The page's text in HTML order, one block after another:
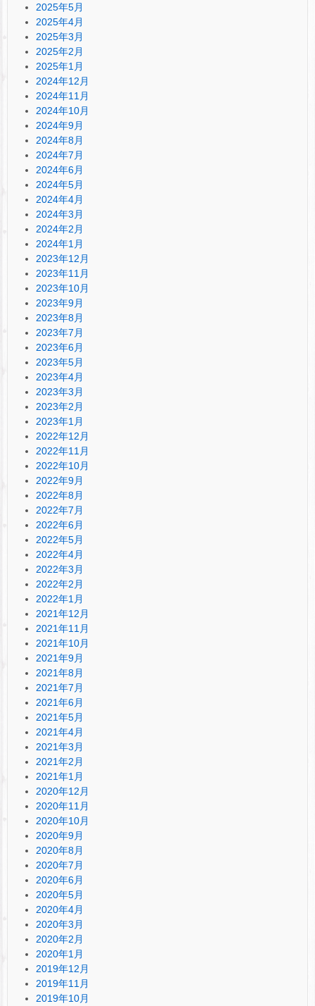
2025年5月
2025年4月
2025年3月
2025年2月
2025年1月
2024年12月
2024年11月
2024年10月
2024年9月
2024年8月
2024年7月
2024年6月
2024年5月
2024年4月
2024年3月
2024年2月
2024年1月
2023年12月
2023年11月
2023年10月
2023年9月
2023年8月
2023年7月
2023年6月
2023年5月
2023年4月
2023年3月
2023年2月
2023年1月
2022年12月
2022年11月
2022年10月
2022年9月
2022年8月
2022年7月
2022年6月
2022年5月
2022年4月
2022年3月
2022年2月
2022年1月
2021年12月
2021年11月
2021年10月
2021年9月
2021年8月
2021年7月
2021年6月
2021年5月
2021年4月
2021年3月
2021年2月
2021年1月
2020年12月
2020年11月
2020年10月
2020年9月
2020年8月
2020年7月
2020年6月
2020年5月
2020年4月
2020年3月
2020年2月
2020年1月
2019年12月
2019年11月
2019年10月